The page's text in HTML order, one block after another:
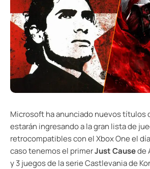
Microsoft ha anunciado nuevos títulos
estarán ingresando a la gran lista de
retrocompatibles con el Xbox One el
caso tenemos el primerJust Causede
y 3 juegos de la serie Castlevania de